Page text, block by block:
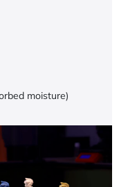
moisture)